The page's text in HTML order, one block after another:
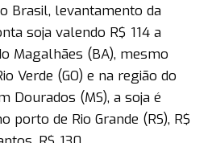
Brasil, levantamento da
soja valendo R$ 114 a
Magalhães (BA), mesmo
Verde (GO) e na região do
Dourados (MS), a soja é
porto de Rio Grande (RS), R$